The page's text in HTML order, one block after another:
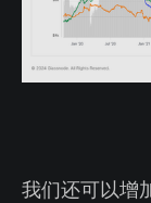
我们还可以增